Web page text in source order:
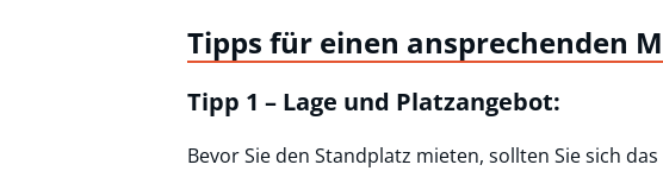
Tipps für einen ansprechenden
Tipp 1 – Lage und Platzangebot:
Bevor Sie den Standplatz mieten, sollten Sie sich